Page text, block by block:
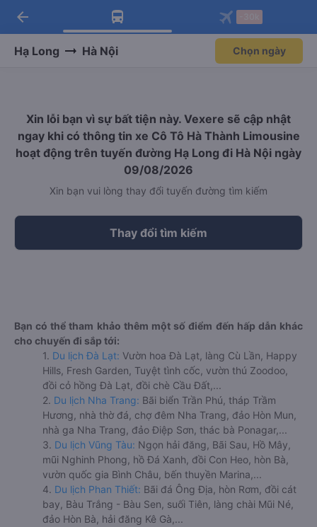
Tải app Vexere ngay!
Nhận ưu đãi thành viên độc
Mở app
Tải app Vexere
-30k/ghế khi đặt vé máy bay qua
Mở app
arrow_back
Hạ Long Hà Nội Chọn ngày
Xin lỗi bạn vì sự bất tiện này. Vexere sẽ cập nhật
ngay khi có thông tin xe Cô Tô Hà Thành Limousine
hoạt động trên tuyến đường Hạ Long đi Hà Nội ngày
09/08/2026
Xin bạn vui lòng thay đổi tuyến đường tìm kiếm
Thay đổi tìm kiếm
Bạn có thể tham khảo thêm một số điểm đến hấp dẫn khác
cho chuyến đi sắp tới:
1. Du lịch Đà Lạt: Vườn hoa Đà Lạt, làng Cù Lần, Happy
Hills, Fresh Garden, Tuyệt tình cốc, vườn thú Zoodoo,
đồi cỏ hồng Đà Lạt, đồi chè Cầu Đất,...
2. Du lịch Nha Trang: Bãi biển Trần Phú, tháp Trầm
Hương, nhà thờ đá, chợ đêm Nha Trang, đảo Hòn Mun,
nhà ga Nha Trang, đảo Điệp Sơn, thác bà Ponagar,...
3. Du lịch Vũng Tàu: Ngọn hải đăng, Bãi Sau, Hồ Mây,
mũi Nghinh Phong, hồ Đá Xanh, đồi Con Heo, hòn Bà,
vườn quốc gia Bình Châu, bến thuyền Marina,...
4. Du lịch Phan Thiết: Bãi đá Ông Địa, hòn Rơm, đồi cát
bay, Bàu Trắng - Bàu Sen, suối Tiên, làng chài Mũi Né,
đảo Hòn Bà, hải đăng Kê Gà,...